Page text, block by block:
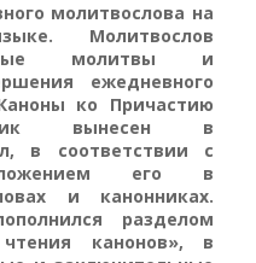
молитвослова на
Молитвослов
молитвы и
ежедневного
ко Причастию
вынесен в
в соответствии с
его в
и канонниках.
разделом
канонов», в